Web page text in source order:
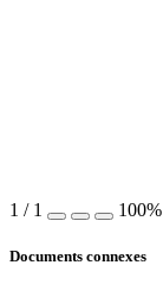
1 / 1 100%
Documents connexes